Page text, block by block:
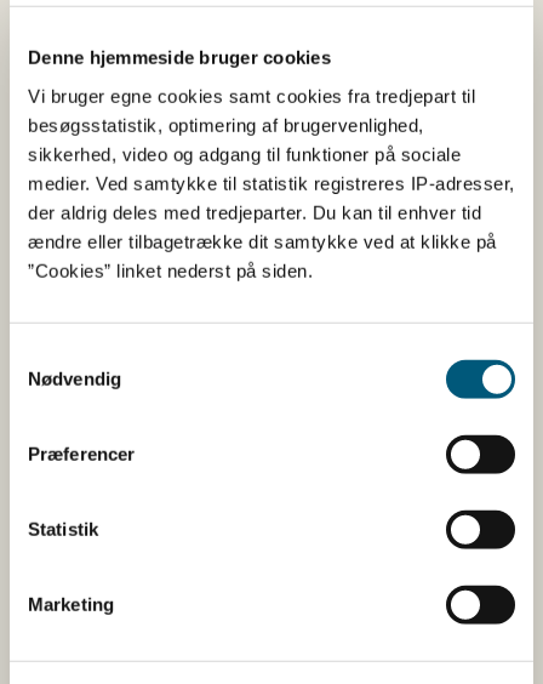
Denne hjemmeside bruger cookies
Vi bruger egne cookies samt cookies fra tredjepart til
besøgsstatistik, optimering af brugervenlighed,
sikkerhed, video og adgang til funktioner på sociale
medier. Ved samtykke til statistik registreres IP-adresser,
der aldrig deles med tredjeparter. Du kan til enhver tid
ændre eller tilbagetrække dit samtykke ved at klikke på
”Cookies” linket nederst på siden.
Nødvendig
Præferencer
Statistik
Marketing
f.eks. findes der en metode til afgiftning af dioxin i
Læs mere om afgiftning i Fodervejledningen:
32. Afgiftning af foder med højt indhold af
uønskede stoffer
Overvågning af dioxin
olier og afledte produkter samt visse foderblandinger,
skal overvåge indholdet af dioxin og dioxinlignende PCB
i produkterne. Produkterne skal analyseres på et
analysemetode.
74.8 Dioxinovervågning på fodervirksomheder